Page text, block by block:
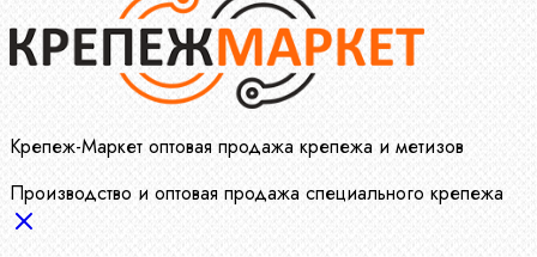
Крепеж-Маркет оптовая продажа крепежа и метизов
Производство и оптовая продажа специального крепежа